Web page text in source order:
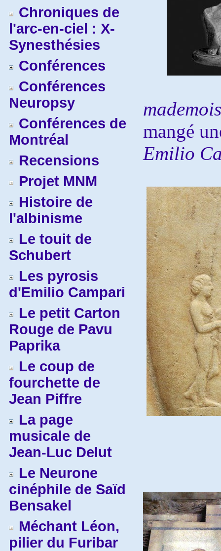
Chroniques de
l'arc-en-ciel : X-
Synesthésies
Conférences
Conférences
Neuropsy
Conférences de
Montréal
Recensions
Projet MNM
Histoire de
l'albinisme
Le touit de
Schubert
Les pyrosis
d'Emilio Campari
Le petit Carton
Rouge de Pavu
Paprika
Le coup de
fourchette de
Jean Piffre
La page
musicale de
Jean-Luc Delut
Le Neurone
cinéphile de Saïd
Bensakel
Méchant Léon,
pilier du Furibar
mangé
Emilio